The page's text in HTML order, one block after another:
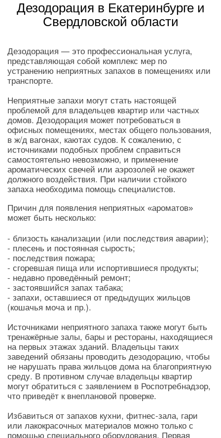
Дезодорация в Екатеринбурге и
Свердловской области
Дезодорация — это профессиональная услуга,
представляющая собой комплекс мер по
устранению неприятных запахов в помещениях или
транспорте.
Неприятные запахи могут стать настоящей
проблемой для владельцев квартир или частных
домов. Дезодорация может потребоваться в
офисных помещениях, местах общего пользования,
в ж/д вагонах, каютах судов. К сожалению, с
источниками подобных проблем справиться
самостоятельно невозможно, и применение
ароматических свечей или аэрозолей не окажет
должного воздействия. При наличии стойкого
запаха необходима помощь специалистов.
Причин для появления неприятных «ароматов»
может быть несколько:
- близость канализации (или последствия аварии);
- плесень и постоянная сырость;
- последствия пожара;
- сгоревшая пища или испортившиеся продукты;
- недавно проведённый ремонт;
- застоявшийся запах табака;
- запахи, оставшиеся от предыдущих жильцов
(кошачья моча и пр.).
Источниками неприятного запаха также могут быть
тренажёрные залы, бары и рестораны, находящиеся
на первых этажах зданий. Владельцы таких
заведений обязаны проводить дезодорацию, чтобы
не нарушать права жильцов дома на благоприятную
среду. В противном случае владельцы квартир
могут обратиться с заявлением в Роспотребнадзор,
что приведёт к внеплановой проверке.
Избавиться от запахов кухни, фитнес-зала, гари
или лакокрасочных материалов можно только с
помощью специального оборудования. Первая